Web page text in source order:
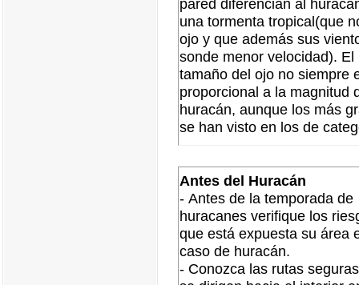
pared diferencian al
una tormenta tropical(que
ojo y que además sus
sonde menor velocidad). El
tamaño del ojo no siempre
proporcional a la magnitud
huracán, aunque los más
se han visto en los de
Antes del Huracán
- Antes de la temporada de
huracanes verifique los
que está expuesta su área
caso de huracán.
- Conozca las rutas